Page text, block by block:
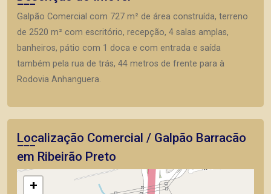
Galpão Comercial com 727 m² de área construída, terreno
de 2520 m² com escritório, recepção, 4 salas amplas,
banheiros, pátio com 1 doca e com entrada e saída
também pela rua de trás, 44 metros de frente para à
Rodovia Anhanguera.
Localização Comercial / Galpão Barracão
em Ribeirão Preto
+